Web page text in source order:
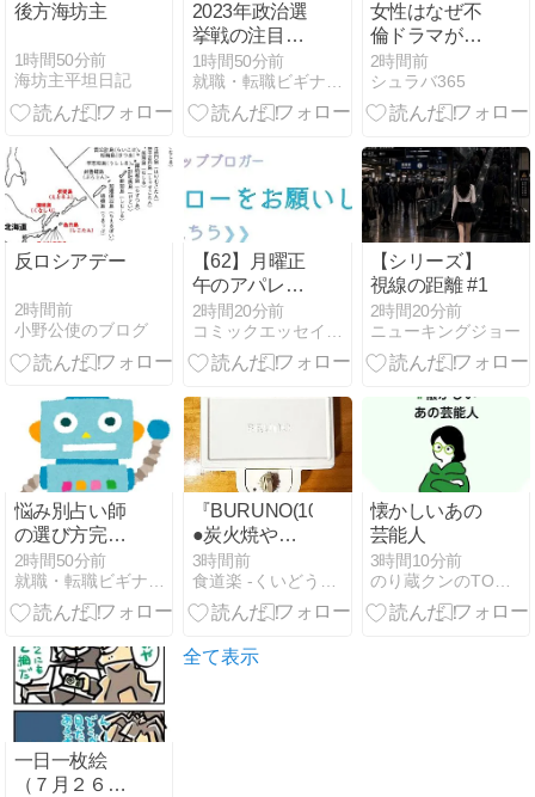
後方海坊主
1時間50分前
海坊主平坦日記
2023年政治選
挙戦の注目ポ
イントと影響
分析
1時間50分前
女性はなぜ不
倫ドラマが好
きなのか？
2時間前
シュラバ365
反ロシアデー
2時間前
小野公使のブログ
【62】月曜正
午のアパレル
スパイ大作戦
2時間20分前
【シリーズ】
視線の距離 #1
2時間20分前
ニューキングジョー
悩み別占い師
の選び方完全
ガイド
2時間50分前
『BURUNO(10)』
●炭火焼やき
とりhs
3時間前
懐かしいあの
芸能人
3時間10分前
一日一枚絵
（７月２６日
全て表示